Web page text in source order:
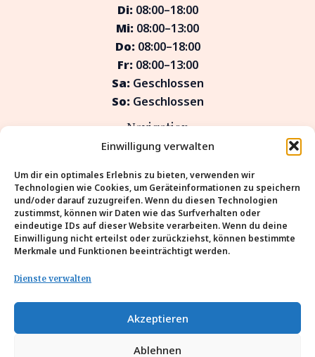
Einwilligung verwalten
Um dir ein optimales Erlebnis zu bieten, verwenden wir
Technologien wie Cookies, um Geräteinformationen zu speichern
und/oder darauf zuzugreifen. Wenn du diesen Technologien
zustimmst, können wir Daten wie das Surfverhalten oder
eindeutige IDs auf dieser Website verarbeiten. Wenn du deine
Einwilligung nicht erteilst oder zurückziehst, können bestimmte
Merkmale und Funktionen beeinträchtigt werden.
Dienste verwalten
Akzeptieren
Ablehnen
Di:08:00–18:00
Mi: 08:00–13:00
Do:08:00–18:00
Fr:08:00–13:00
Sa:Geschlossen
So:Geschlossen
Navigation
Zahnident – Ihr Zahnarzt in Düsseldorf für
moderne Zahnmedizin
Leistungen
Angstpatienten
Ästhetik
Über uns
Impressum